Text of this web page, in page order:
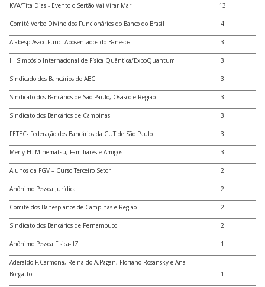
KVA/Tita Dias - Evento o Sertão Vai Virar Mar 13
Comitê Verbo Divino dos Funcionários do Banco do Brasil 4
Afabesp-Assoc.Func. Aposentados do Banespa 3
III Simpósio Internacional de Física Quântica/ExpoQuantum 3
Sindicado dos Bancários do ABC 3
Sindicato dos Bancários de São Paulo, Osasco e Região 3
Sindicato dos Bancários de Campinas 3
FETEC- Federação dos Bancários da CUT de São Paulo 3
Meriy H. Minematsu, Familiares e Amigos 3
Alunos da FGV – Curso Terceiro Setor 2
Anônimo Pessoa Jurídica 2
Comitê dos Banespianos de Campinas e Região 2
Sindicato dos Bancários de Pernambuco 2
Anônimo Pessoa Fisica- IZ 1
Aderaldo F.Carmona, Reinaldo A.Pagan, Floriano Rosansky e Ana
Borgatto
1